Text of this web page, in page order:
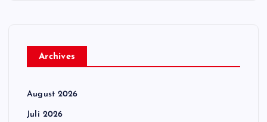
Archives
August 2026
Juli 2026